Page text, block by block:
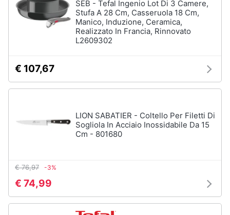
SEB - Tefal Ingenio Lot Di 3 Camere,
Stufa A 28 Cm, Casseruola 18 Cm,
Manico, Induzione, Ceramica,
Realizzato In Francia, Rinnovato
L2609302
€ 107,67
LION SABATIER - Coltello Per Filetti Di
Sogliola In Acciaio Inossidabile Da 15
Cm - 801680
€ 76,97 -3%
€ 74,99